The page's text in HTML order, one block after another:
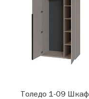
Толедо 1-09 Шкаф